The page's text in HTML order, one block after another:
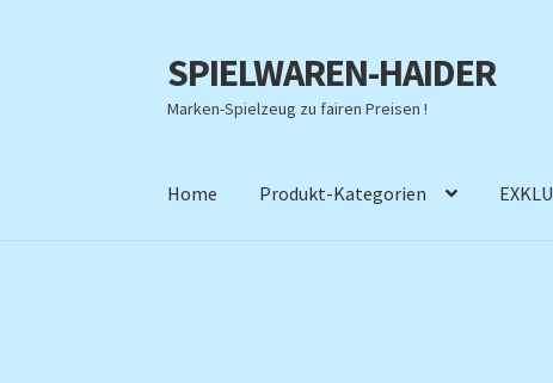
Zur
Navigation
springen
Zum
Inhalt
springen
SPIELWAREN-HAIDER
Marken-Spielzeug zu fairen Preisen !
Home Produkt-Kategorien